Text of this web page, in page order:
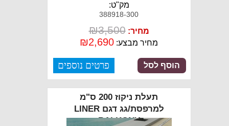
מק"ט:
388918-300
מחיר: ₪3,500
מחיר מבצע: ₪2,690
פרטים נוספים הוסף לסל
תעלת ניקוז 200 ס"מ
למרפסת/גג דגם LINER
BALKONY